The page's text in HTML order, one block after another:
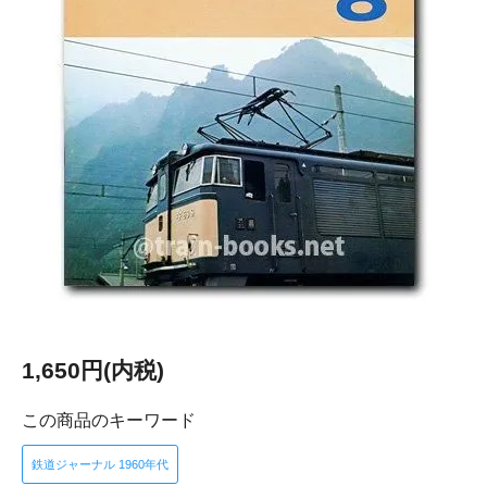
1,650円(内税)
この商品のキーワード
鉄道ジャーナル 1960年代